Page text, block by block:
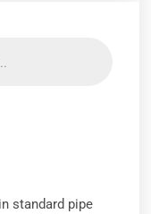
standard pipe